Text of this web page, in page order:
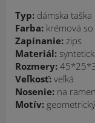
Typ: dámska taška
Farba: krémová
Zapínanie: zips
Materiál:
Rozmery:
Veľkosť: veľká
Nosenie: na
Motív: